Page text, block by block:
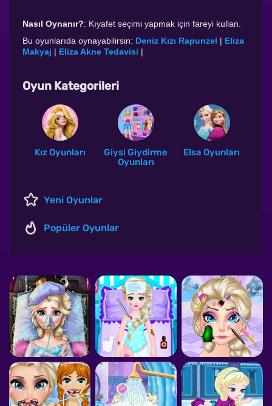
Nasıl Oynanır?: Kıyafet seçimi yapmak için fareyi kullan.
Bu oyunlarıda oynayabilirsin: Deniz Kızı Rapunzel | Eliza
Makyaj | Eliza Akne Tedavisi |
Oyun Kategorileri
Kız Oyunları
Giysi Giydirme
Oyunları
Elsa Oyunları
Yeni Oyunlar
Popüler Oyunlar